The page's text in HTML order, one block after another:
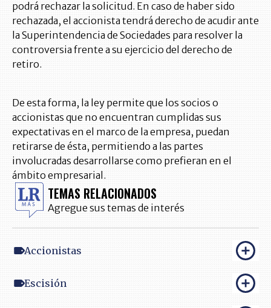
podrá rechazar la solicitud. En caso de haber sido
rechazada, el accionista tendrá derecho de acudir ante
la Superintendencia de Sociedades para resolver la
controversia frente a su ejercicio del derecho de
retiro.
De esta forma, la ley permite que los socios o
accionistas que no encuentran cumplidas sus
expectativas en el marco de la empresa, puedan
retirarse de ésta, permitiendo a las partes
involucradas desarrollarse como prefieran en el
ámbito empresarial.
TEMAS RELACIONADOS
Agregue sus temas de interés
Accionistas
Escisión